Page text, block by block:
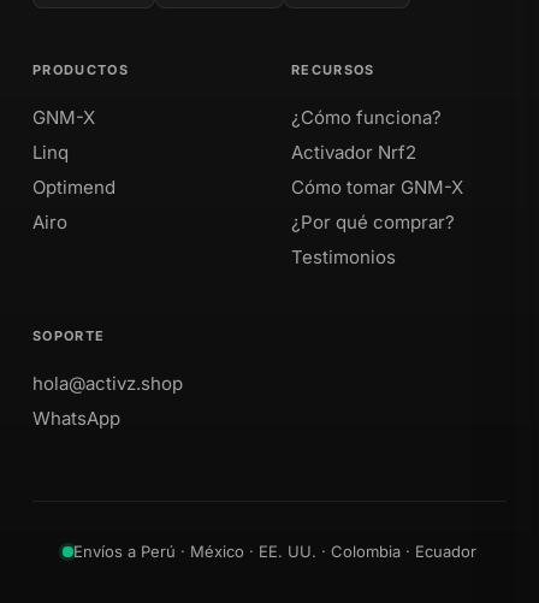
PRODUCTOS
GNM-X
Linq
Optimend
Airo
RECURSOS
¿Cómo funciona?
Activador Nrf2
Cómo tomar GNM-X
¿Por qué comprar?
Testimonios
SOPORTE
hola@activz.shop
WhatsApp
Envíos a Perú · México · EE. UU. · Colombia · Ecuador